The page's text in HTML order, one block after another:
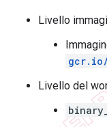
Livello
Livello del